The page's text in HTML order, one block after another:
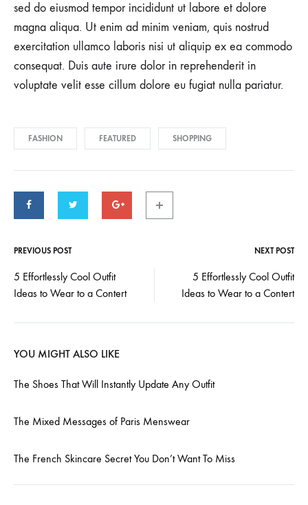
sed do eiusmod tempor incididunt ut labore et dolore
magna aliqua. Ut enim ad minim veniam, quis nostrud
exercitation ullamco laboris nisi ut aliquip ex ea commodo
consequat. Duis aute irure dolor in reprehenderit in
voluptate velit esse cillum dolore eu fugiat nulla pariatur.
FASHION FEATURED SHOPPING
Post
PREVIOUS POST NEXT POST
5 Effortlessly Cool Outfit
Ideas to Wear to a Contert
5 Effortlessly Cool Outfit
Ideas to Wear to a Contert
YOU MIGHT ALSO LIKE
The Shoes That Will Instantly Update Any Outfit
The Mixed Messages of Paris Menswear
The French Skincare Secret You Don’t Want To Miss